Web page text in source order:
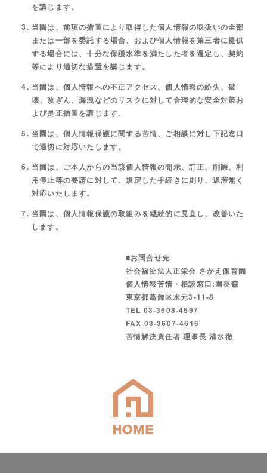
を講じます。
当園は、前項の措置により取得した個人情報の取扱いの全部
または一部を委託する場合、および個人情報を第三者に提供
する場合には、十分な保護水準を満たした者を選定し、契約
等により適切な措置を講じます。
当園は、個人情報への不正アクセス、個人情報の紛失、破
壊、改ざん、漏洩などのリスクに対して合理的な安全対策お
よび是正措置を講じます。
当園は、個人情報保護に関する苦情、ご相談に対し下記窓口
で適切に対応いたします。
当園は、ご本人からの当該個人情報の開示、訂正、削除、利
用停止等の要請に対して、規定した手続きに則り、遅滞無く
対応いたします。
当園は、個人情報保護の取組みを継続的に見直し、改善いた
します。
■お問合せ先
社会福祉法人正栄会 さかえ保育園
個人情報苦情・相談窓口:圍長森
東京都葛飾区水元3-11-8
TEL 03-3608-4597
FAX 03-3607-4616
苦情解決責任者 理事長 清水徹